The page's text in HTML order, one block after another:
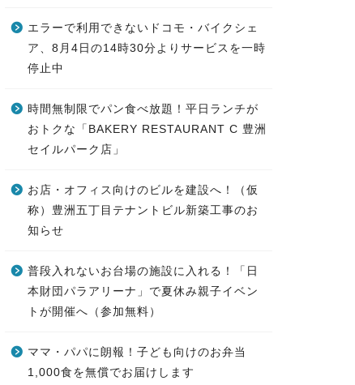
エラーで利用できないドコモ・バイクシェ
ア、8月4日の14時30分よりサービスを一時
停止中
時間無制限でパン食べ放題！平日ランチが
おトクな「BAKERY RESTAURANT C 豊洲
セイルパーク店」
お店・オフィス向けのビルを建設へ！（仮
称）豊洲五丁目テナントビル新築工事のお
知らせ
普段入れないお台場の施設に入れる！「日
本財団パラアリーナ」で夏休み親子イベン
トが開催へ（参加無料）
ママ・パパに朗報！子ども向けのお弁当
1,000食を無償でお届けします